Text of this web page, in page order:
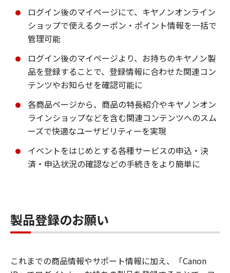
ログイン後のマイページにて、キヤノンオンライン
ショップで使えるクーポン・ポイント情報を一括で
管理可能
ログイン後のマイページより、お持ちのキヤノン製
品を登録することで、登録情報に合わせた関連コン
テンツやお知らせを確認可能に
各商品ページから、商品の特長紹介やキヤノンオン
ラインショップなどを含む関連コンテンツへのスム
ーズで快適なユーザビリティーを実現
イベントをはじめとする各種サービスの申込・決
済・申込状況の確認などの手続きをより簡単に
製品登録のお願い
これまでの商品情報やサポート情報に加え、「Canon